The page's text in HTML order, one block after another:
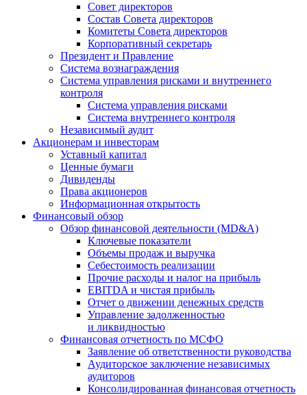
Совет директоров
Состав Совета директоров
Комитеты Совета директоров
Корпоративный секретарь
Президент и Правление
Система вознаграждения
Система управления рисками и внутреннего
контроля
Система управления рисками
Система внутреннего контроля
Независимый аудит
Акционерам и инвесторам
Уставный капитал
Ценные бумаги
Дивиденды
Права акционеров
Информационная открытость
Финансовый обзор
Обзор финансовой деятельности (MD&A)
Ключевые показатели
Объемы продаж и выручка
Себестоимость реализации
Прочие расходы и налог на прибыль
EBITDA и чистая прибыль
Отчет о движении денежных средств
Управление задолженностью
и ликвидностью
Финансовая отчетность по МСФО
Заявление об ответственности руководства
Аудиторское заключение независимых
аудиторов
Консолидированная финансовая отчетность